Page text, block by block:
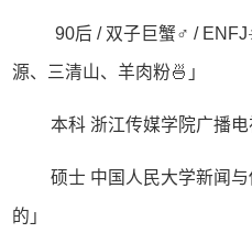
90后 / 双子巨蟹♂ /
源、三清山、羊肉粉🍜」
本科 浙江传媒学院广播
硕士 中国人民大学新闻
的」